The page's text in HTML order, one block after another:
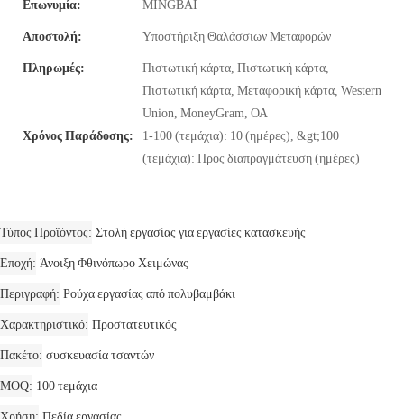
Επωνυμία: MINGBAI
Αποστολή: Υποστήριξη Θαλάσσιων Μεταφορών
Πληρωμές:
Πιστωτική κάρτα, Πιστωτική κάρτα,
Πιστωτική κάρτα, Μεταφορική κάρτα, Western
Union, MoneyGram, ΟΑ
Χρόνος Παράδοσης:
1-100 (τεμάχια): 10 (ημέρες), &gt;100
(τεμάχια): Προς διαπραγμάτευση (ημέρες)
Τύπος Προϊόντος Στολή εργασίας για εργασίες κατασκευής
Εποχή Άνοιξη Φθινόπωρο Χειμώνας
Περιγραφή Ρούχα εργασίας από πολυβαμβάκι
Χαρακτηριστικό Προστατευτικός
Πακέτο συσκευασία τσαντών
MOQ 100 τεμάχια
Χρήση Πεδία εργασίας